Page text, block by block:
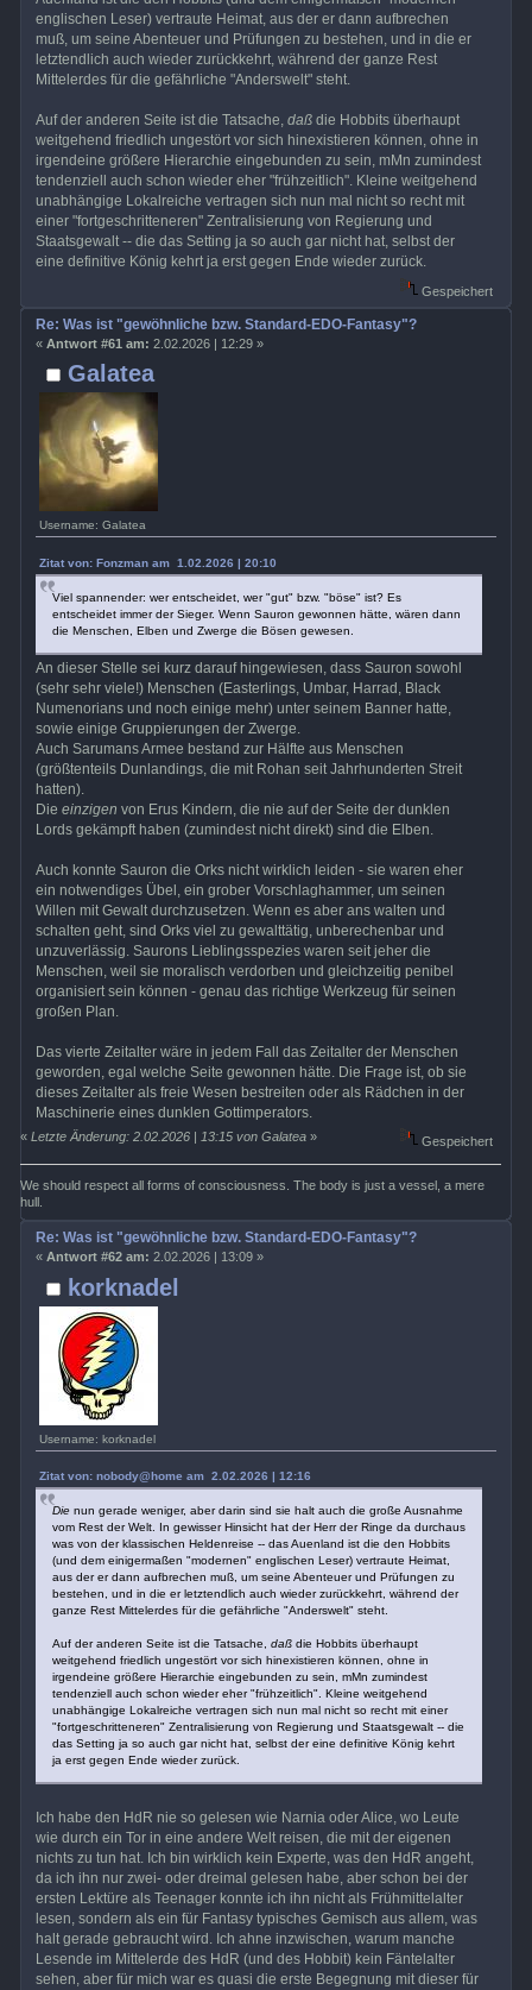
englischen Leser) vertraute Heimat, aus der er dann aufbrechen
muß, um seine Abenteuer und Prüfungen zu bestehen, und in die er
letztendlich auch wieder zurückkehrt, während der ganze Rest
Mittelerdes für die gefährliche "Anderswelt" steht.
Auf der anderen Seite ist die Tatsache, daßdie Hobbits überhaupt
weitgehend friedlich ungestört vor sich hinexistieren können, ohne in
irgendeine größere Hierarchie eingebunden zu sein, mMn zumindest
tendenziell auch schon wieder eher "frühzeitlich". Kleine weitgehend
unabhängige Lokalreiche vertragen sich nun mal nicht so recht mit
einer "fortgeschritteneren" Zentralisierung von Regierung und
Staatsgewalt -- die das Setting ja so auch gar nicht hat, selbst der
eine definitive König kehrt ja erst gegen Ende wieder zurück.
Gespeichert
Galatea
Username: Galatea
Re: Was ist "gewöhnliche bzw. Standard-EDO-Fantasy"?
« Antwort #61 am: 2.02.2026 | 12:29 »
Zitat von: Fonzman am 1.02.2026 | 20:10
Viel spannender: wer entscheidet, wer "gut" bzw. "böse" ist? Es
entscheidet immer der Sieger. Wenn Sauron gewonnen hätte, wären dann
die Menschen, Elben und Zwerge die Bösen gewesen.
An dieser Stelle sei kurz darauf hingewiesen, dass Sauron sowohl
(sehr sehr viele!) Menschen (Easterlings, Umbar, Harrad, Black
Numenorians und noch einige mehr) unter seinem Banner hatte,
sowie einige Gruppierungen der Zwerge.
Auch Sarumans Armee bestand zur Hälfte aus Menschen
(größtenteils Dunlandings, die mit Rohan seit Jahrhunderten Streit
hatten).
Die einzigen von Erus Kindern, die nie auf der Seite der dunklen
Lords gekämpft haben (zumindest nicht direkt) sind die Elben.
Auch konnte Sauron die Orks nicht wirklich leiden - sie waren eher
ein notwendiges Übel, ein grober Vorschlaghammer, um seinen
Willen mit Gewalt durchzusetzen. Wenn es aber ans walten und
schalten geht, sind Orks viel zu gewalttätig, unberechenbar und
unzuverlässig. Saurons Lieblingsspezies waren seit jeher die
Menschen, weil sie moralisch verdorben und gleichzeitig penibel
organisiert sein können - genau das richtige Werkzeug für seinen
großen Plan.
Das vierte Zeitalter wäre in jedem Fall das Zeitalter der Menschen
geworden, egal welche Seite gewonnen hätte. Die Frage ist, ob sie
dieses Zeitalter als freie Wesen bestreiten oder als Rädchen in der
Maschinerie eines dunklen Gottimperators.
«Letzte Änderung: 2.02.2026 | 13:15 von Galatea » Gespeichert
We should respect all forms of consciousness. The body is just a vessel, a mere
hull.
korknadel
Username: korknadel
Re: Was ist "gewöhnliche bzw. Standard-EDO-Fantasy"?
« Antwort #62 am: 2.02.2026 | 13:09 »
Zitat von: nobody@home am 2.02.2026 | 12:16
Dienun gerade weniger, aber darin sind sie halt auch die große Ausnahme
vom Rest der Welt. In gewisser Hinsicht hat der Herr der Ringe da durchaus
was von der klassischen Heldenreise -- das Auenland ist die den Hobbits
(und dem einigermaßen "modernen" englischen Leser) vertraute Heimat,
aus der er dann aufbrechen muß, um seine Abenteuer und Prüfungen zu
bestehen, und in die er letztendlich auch wieder zurückkehrt, während der
ganze Rest Mittelerdes für die gefährliche "Anderswelt" steht.
Auf der anderen Seite ist die Tatsache, daßdie Hobbits überhaupt
weitgehend friedlich ungestört vor sich hinexistieren können, ohne in
irgendeine größere Hierarchie eingebunden zu sein, mMn zumindest
tendenziell auch schon wieder eher "frühzeitlich". Kleine weitgehend
unabhängige Lokalreiche vertragen sich nun mal nicht so recht mit einer
"fortgeschritteneren" Zentralisierung von Regierung und Staatsgewalt -- die
das Setting ja so auch gar nicht hat, selbst der eine definitive König kehrt
ja erst gegen Ende wieder zurück.
Ich habe den HdR nie so gelesen wie Narnia oder Alice, wo Leute
wie durch ein Tor in eine andere Welt reisen, die mit der eigenen
nichts zu tun hat. Ich bin wirklich kein Experte, was den HdR angeht,
da ich ihn nur zwei- oder dreimal gelesen habe, aber schon bei der
ersten Lektüre als Teenager konnte ich ihn nicht als Frühmittelalter
lesen, sondern als ein für Fantasy typisches Gemisch aus allem, was
halt gerade gebraucht wird. Ich ahne inzwischen, warum manche
Lesende im Mittelerde des HdR (und des Hobbit) kein Fäntelalter
sehen, aber für mich war es quasi die erste Begegnung mit dieser für